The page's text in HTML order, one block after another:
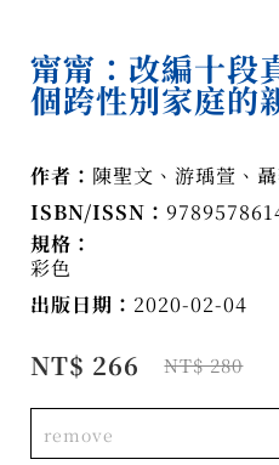
甯甯：改編十段
個跨性別家庭的
作者： 陳聖文、游瑀萱、
ISBN/ISSN：
規格：
彩色
出版日期： 2020-02-04
NT$ 266 NT$ 280
remove